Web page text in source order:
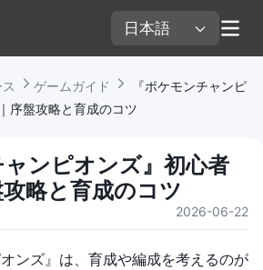
日本語
ゲームガイド
『ポケモンチャンピ
序盤攻略と育成のコツ
ャンピオンズ』初心者
略と育成のコツ
2026-06-22
オンズ』は、育成や編成を考えるのが